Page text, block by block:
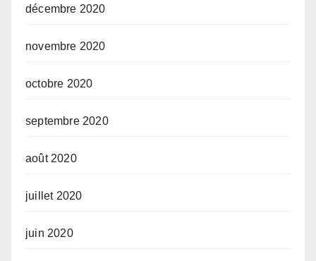
décembre 2020
novembre 2020
octobre 2020
septembre 2020
août 2020
juillet 2020
juin 2020